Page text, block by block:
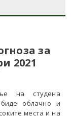
за
2021
на студена
облачно и
места и на